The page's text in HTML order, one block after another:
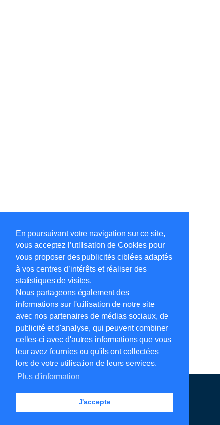
En poursuivant votre navigation sur ce site,
vous acceptez l’utilisation de Cookies pour
vous proposer des publicités ciblées adaptés
à vos centres d’intérêts et réaliser des
statistiques de visites.
Nous partageons également des
informations sur l'utilisation de notre site
avec nos partenaires de médias sociaux, de
publicité et d'analyse, qui peuvent combiner
celles-ci avec d'autres informations que vous
leur avez fournies ou qu'ils ont collectées
lors de votre utilisation de leurs services.
Plus d'information
J'accepte
Annuaire en ligne Légales Contact
Ajouter votre adresse